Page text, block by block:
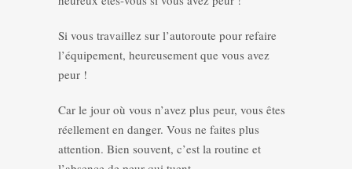
Si vous travaillez sur l’autoroute pour refaire
l’équipement, heureusement que vous avez
peur !
Car le jour où vous n’avez plus peur, vous êtes
réellement en danger. Vous ne faites plus
attention. Bien souvent, c’est la routine et